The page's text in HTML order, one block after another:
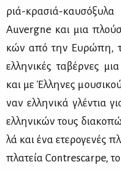
ριά-κρα­σιά-
Auvergne και μια
κών από την Ευ­ρώ­πη,
ελ­λη­νι­κές τα­βέρ­νες
και με Έλ­λη­νες
ναν ελ­λη­νι­κά γλέ­ντια
ελ­λη­νι­κών τους
λά και ένα ετε­ρο­γε­νές
πλα­τεία Contrescarpe,